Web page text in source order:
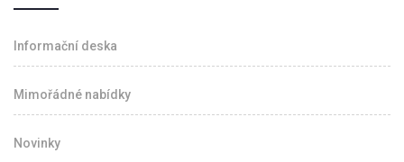
Informační deska
Mimořádné nabídky
Novinky